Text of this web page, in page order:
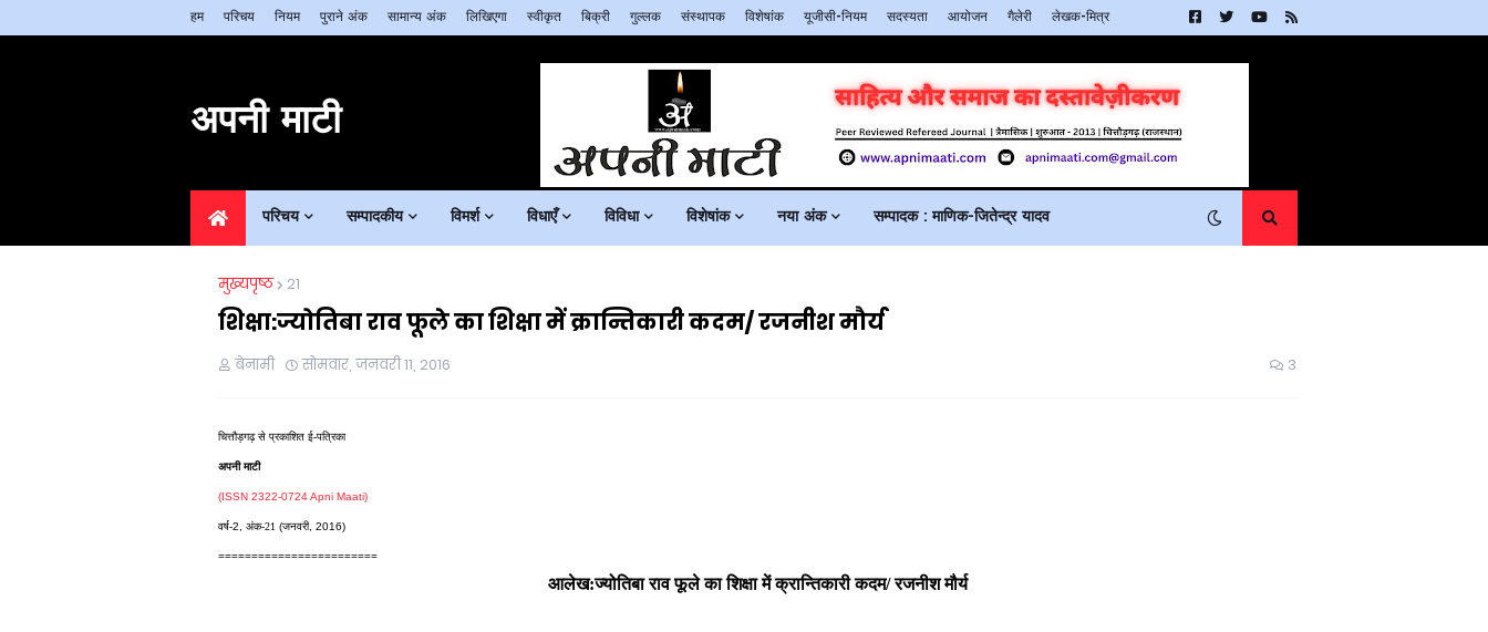
हम परिचय नियम पुराने अंक सामान्य अंक लिखिएगा स्वीकृत बिक्री गुल्लक संस्थापक विशेषांक यूजीसी-नियम सदस्यता आयोजन गैलेरी लेखक-मित्र
अपनी माटी
परिचय सम्पादकीय विमर्श विधाएँ विविधा विशेषांक नया अंक सम्पादक : माणिक-जितेन्द्र यादव
मुख्यपृष्ठ 21
शिक्षा:ज्योतिबा राव फूले का शिक्षा में क्रान्तिकारी कदम/ रजनीश मौर्य
बेनामी सोमवार, जनवरी 11, 2016 3
चित्तौड़गढ़ से प्रकाशित ई-पत्रिका
अपनी माटी
(ISSN 2322-0724 Apni Maati)
वर्ष-2, अंक-21 (जनवरी, 2016)
========================
आलेख:ज्योतिबा राव फूले का शिक्षा में क्रान्तिकारी कदम/ रजनीश मौर्य